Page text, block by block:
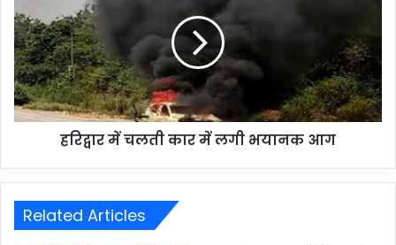
हरिद्वार में चलती कार में लगी भयानक आग
Related Articles